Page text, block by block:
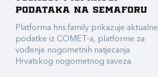
podataka na Semaforu
Platforma hns.family prikazuje aktualne
podatke iz COMET-a, platforme za
vođenje nogometnih natjecanja
Hrvatskog nogometnog saveza.